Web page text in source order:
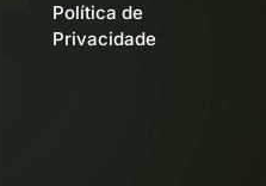
Política de
Privacidade